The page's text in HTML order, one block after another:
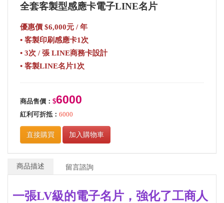
全套客製型感應卡電子LINE名片
優惠價 $6,000元 / 年
• 客製印刷感應卡1次
• 3次 / 張 LINE商務卡設計
• 客製LINE名片1次
商品售價： $6000
紅利可折抵： 6000
直接購買 加入購物車
商品描述 留言諮詢
一張LV級的電子名片，強化了工商人